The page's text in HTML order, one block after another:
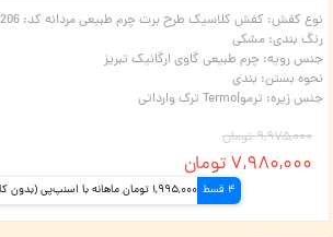
نوع کفش: کفش کلاسیک طرح برت چرم طبیعی مردانه کد: G206 | چرم میخچی
رنگ بندی: مشکی
جنس رویه: چرم طبیعی گاوی ارگانیک تبریز
نحوه بستن: بندی
جنس زیره: ترمو|Termo ترک وارداتی
۹,۹۷۵,۰۰۰ تومان
۷,۹۸۰,۰۰۰ تومان
4 قسط 1,995,000 تومان ماهانه با اسنپ‌پی (بدون کارمزد)